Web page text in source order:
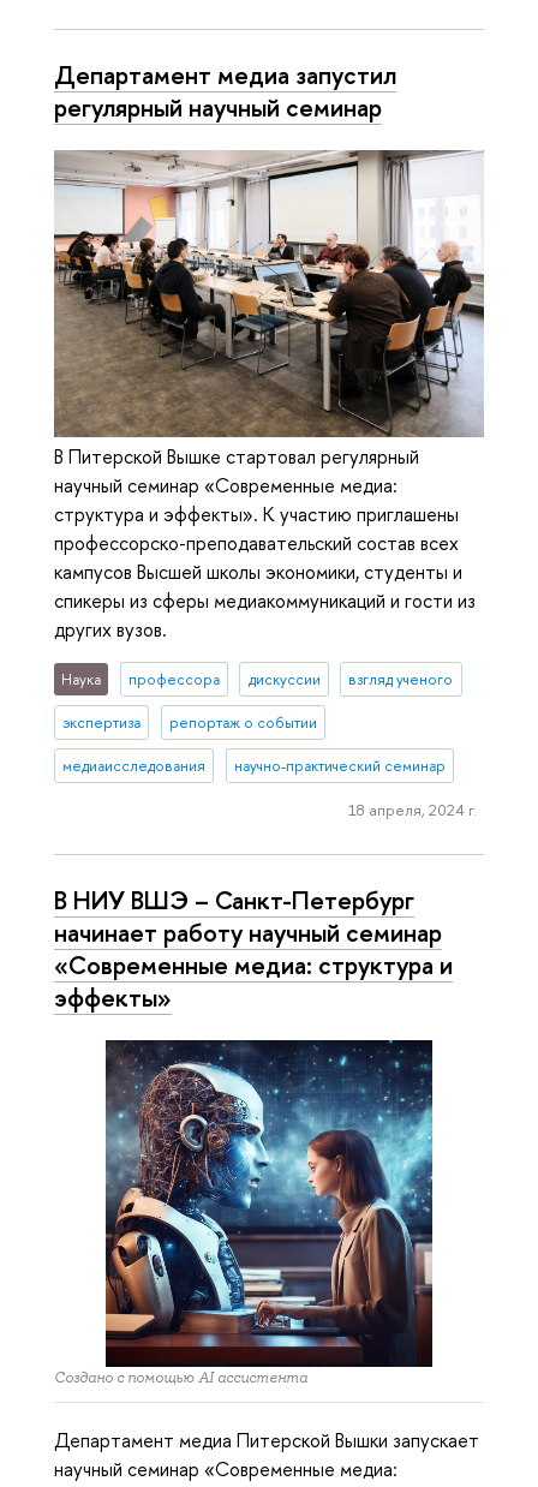
Департамент медиа запустил
регулярный научный семинар
В Питерской Вышке стартовал регулярный
научный семинар «Современные медиа:
структура и эффекты». К участию приглашены
профессорско-преподавательский состав всех
кампусов Высшей школы экономики, студенты и
спикеры из сферы медиакоммуникаций и гости из
других вузов.
Наука профессора дискуссии взгляд ученого
экспертиза репортаж о событии
медиаисследования научно-практический семинар
18 апреля, 2024 г.
В НИУ ВШЭ – Санкт-Петербург
начинает работу научный семинар
«Современные медиа: структура и
эффекты»
Создано с помощью AI ассистента
Департамент медиа Питерской Вышки запускает
научный семинар «Современные медиа: